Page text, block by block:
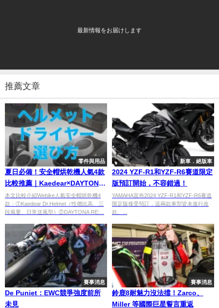
最新情報をお届けします
推薦文章
零件與用品
夏日必備！安全帽烘乾機人氣4款
比較推薦｜Kaedear×DAYTONA
RE:MET×RE:MET
TURBO×Dr.Dry除臭殺菌選購指
南
本文比較介紹Webike人氣安全帽烘乾機4
款：①Kaedear Dr.Helmet（性價比高、三
段風量、日常送風型）②DAYTONA RE:...
新車．絕版車
2024 YZF-R1和YZF-R6賽道限定
版預訂開始，不容錯過！
YAMAHA宣布2024 YZF-R1和YZF-R6賽道
限定版接受預訂，這兩款車型皆未進行改
款。...
賽事消息
De Puniet：EWC競爭強度前所
未見
賽事消息
鈴鹿8耐魅力沒法擋！Zarco、
Miller 等國際巨星誓言重返